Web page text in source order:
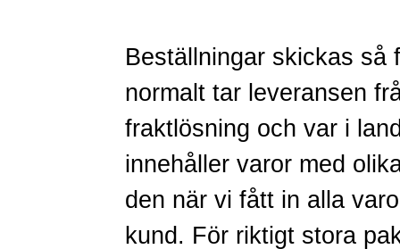
Beställningar skickas så
normalt tar leveransen
fraktlösning och var i
innehåller varor med
den när vi fått in alla
kund. För riktigt stora